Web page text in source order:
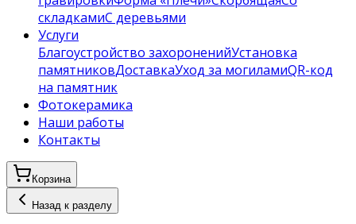
складкамиС деревьями
Услуги
Благоустройство захороненийУстановка
памятниковДоставкаУход за могиламиQR-код
на памятник
Фотокерамика
Наши работы
Контакты
Корзина
Назад к разделу